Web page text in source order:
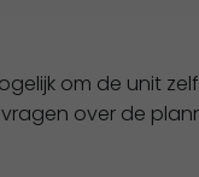
om de unit
over de